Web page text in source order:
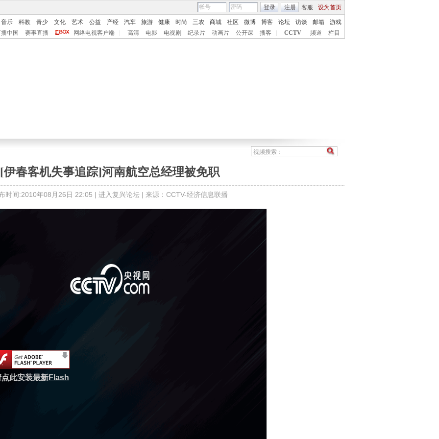
客服 设为首页
登录 注册
音乐 科教 青少 文化 艺术 公益 产经 汽车 旅游 健康 时尚 三农 商城 社区 微博 博客 论坛 访谈 邮箱
游戏
中国
赛事直播 网络电视客户端 高清 电影 电视剧 纪录片 动画片 公开课 播客 CCTV 频道 栏目
[伊春客机失事追踪]河南航空总经理被免职
时间:2010年08月26日 22:05 | 进入复兴论坛 | 来源：CCTV-经济信息联播
点此安装最新Flash